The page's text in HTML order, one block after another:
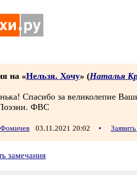
на «Нельзя. Хочу» (Наталья
Спасибо за великолепие
ФВС
03.11.2021 20:02 •
замечания